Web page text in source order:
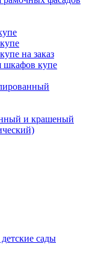
на заказ
купе
и крашеный
сады